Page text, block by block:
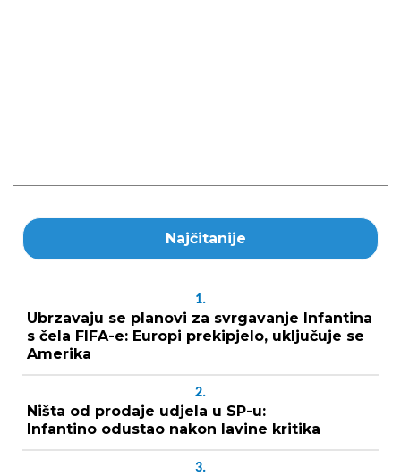
Najčitanije
1.
Ubrzavaju se planovi za svrgavanje Infantina
s čela FIFA-e: Europi prekipjelo, uključuje se
Amerika
2.
Ništa od prodaje udjela u SP-u:
Infantino odustao nakon lavine kritika
3.